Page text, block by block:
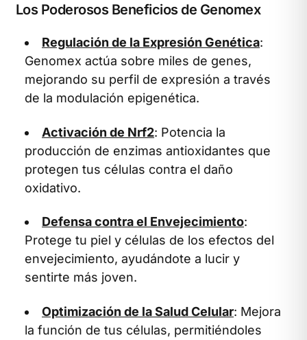
Los Poderosos Beneficios de Genomex
Regulación de la Expresión Genética:
Genomex actúa sobre miles de genes,
mejorando su perfil de expresión a través
de la modulación epigenética.
Activación de Nrf2: Potencia la
producción de enzimas antioxidantes que
protegen tus células contra el daño
oxidativo.
Defensa contra el Envejecimiento:
Protege tu piel y células de los efectos del
envejecimiento, ayudándote a lucir y
sentirte más joven.
Optimización de la Salud Celular: Mejora
la función de tus células, permitiéndoles